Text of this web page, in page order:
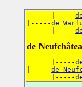
      |-----
|-----de
      |-----
de
      |-----
|-----de
      |-----